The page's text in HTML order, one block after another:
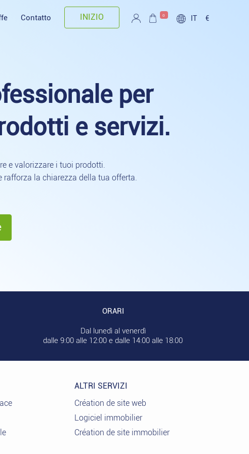
Contatto INIZIO 0 IT €
per
e servizi.
e valorizzare i tuoi prodotti.
rafforza la chiarezza della tua offerta.
ORARI
Dal lunedì al venerdì
dalle 9:00 alle 12:00 e dalle 14:00 alle 18:00
ALTRI SERVIZI
Création de site web
Logiciel immobilier
Création de site immobilier